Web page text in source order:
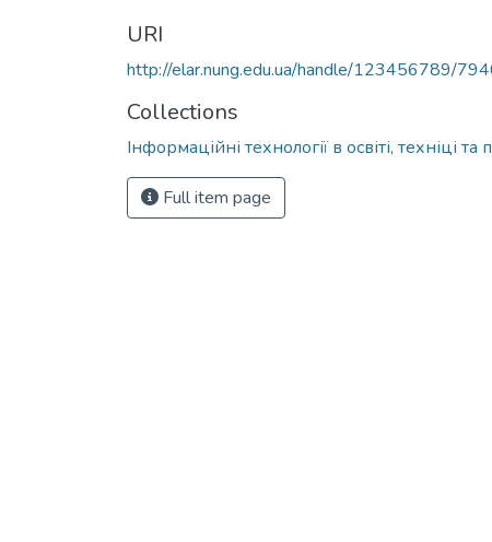
URI
http://elar.nung.edu.ua/handle/123456789/
Collections
Інформаційні технології в освіті, техніці та
Full item page